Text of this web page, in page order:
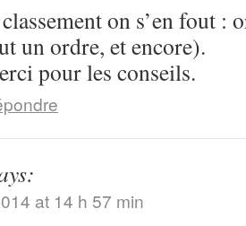
on s’en fout :
un ordre, et encore).
pour les conseils.
at 14 h 57 min